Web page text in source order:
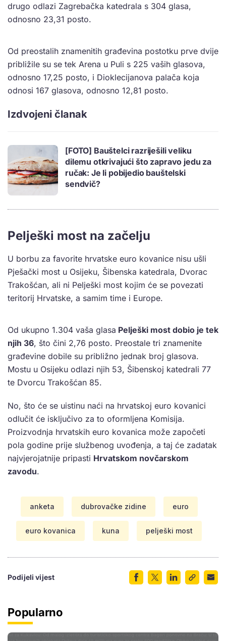
drugo odlazi Zagrebačka katedrala s 304 glasa,
odnosno 23,31 posto.
Od preostalih znamenitih građevina postotku prve dvije
približile su se tek Arena u Puli s 225 vaših glasova,
odnosno 17,25 posto, i Dioklecijanova palača koja
odnosi 167 glasova, odnosno 12,81 posto.
Izdvojeni članak
[FOTO] Bauštelci razriješili veliku
dilemu otkrivajući što zapravo jedu za
ručak: Je li pobijedio bauštelski
sendvič?
Pelješki most na začelju
U borbu za favorite hrvatske euro kovanice nisu ušli
Pješački most u Osijeku, Šibenska katedrala, Dvorac
Trakošćan, ali ni Pelješki most kojim će se povezati
teritorij Hrvatske, a samim time i Europe.
Od ukupno 1.304 vaša glasa Pelješki most dobio je tek
njih 36, što čini 2,76 posto. Preostale tri znamenite
građevine dobile su približno jednak broj glasova.
Mostu u Osijeku odlazi njih 53, Šibenskoj katedrali 77
te Dvorcu Trakošćan 85.
No, što će se uistinu naći na hrvatskoj euro kovanici
odlučit će isključivo za to oformljena Komisija.
Proizvodnja hrvatskih euro kovanica može započeti
pola godine prije službenog uvođenja, a taj će zadatak
najvjerojatnije pripasti Hrvatskom novčarskom
zavodu.
anketa dubrovačke zidine euro
euro kovanica kuna pelješki most
Podijeli vijest
Popularno